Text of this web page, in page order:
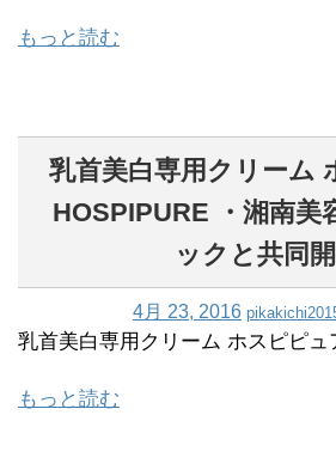
もっと読む
乳首美白専用クリーム
HOSPIPURE ・湘南美
ックと共同
4月 23, 2016
乳首美白専用クリーム ホスピピュ
もっと読む